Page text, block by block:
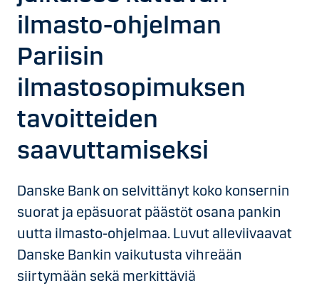
ilmasto-ohjelman
Pariisin
ilmastosopimuksen
tavoitteiden
saavuttamiseksi
Danske Bank on selvittänyt koko konsernin
suorat ja epäsuorat päästöt osana pankin
uutta ilmasto-ohjelmaa. Luvut alleviivaavat
Danske Bankin vaikutusta vihreään
siirtymään sekä merkittäviä